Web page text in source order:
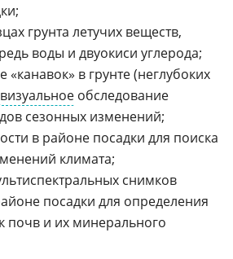
грунта летучих веществ,
воды и двуокиси углерода;
в грунте (неглубоких
визуальное обследование
сезонных изменений;
в районе посадки для поиска
климата;
снимков
посадки для определения
почв и их минерального